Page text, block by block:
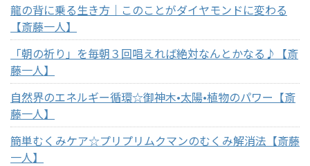
龍の背に乗る生き方｜このことがダイヤモンドに変わる
【斎藤一人】
「朝の祈り」を毎朝３回唱えれば絶対なんとかなる♪【斎
藤一人】
自然界のエネルギー循環☆御神木•太陽•植物のパワー【斎
藤一人】
簡単むくみケア☆プリプリムクマンのむくみ解消法【斎藤
一人】